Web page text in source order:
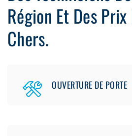
Région Et Des
Chers.
OUVERTURE DE PORTE